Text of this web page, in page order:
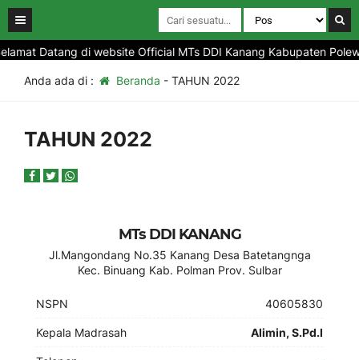
Datang di website Official MTs DDI Kanang Kabupaten
Anda ada di : Beranda - TAHUN 2022
TAHUN 2022
MTs DDI KANANG
Jl.Mangondang No.35 Kanang Desa Batetangnga
Kec. Binuang Kab. Polman Prov. Sulbar
NSPN 40605830
Kepala Madrasah Alimin, S.Pd.I